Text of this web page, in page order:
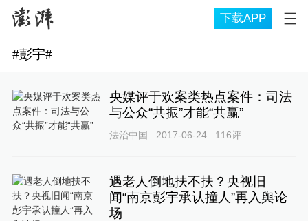
下载APP
#彭宇#
央媒评于欢案类热点案件：司法
与公众“共振”才能“共赢”
法治中国 2017-06-24 116评
遇老人倒地扶不扶？央视旧
闻“南京彭宇承认撞人”再入舆论
场